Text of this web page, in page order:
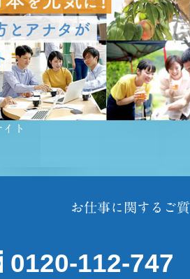
ト
お仕事に関するご
0120-112-747